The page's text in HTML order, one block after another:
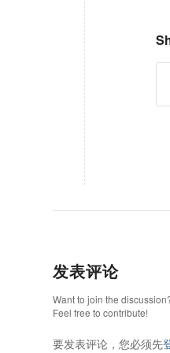
发表评论
Want to join the
Feel free to contribute!
要发表评论，您必须先